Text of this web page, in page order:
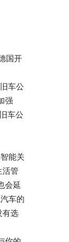
国开
车公
强
车公
能关
活管
会延
车的
有选